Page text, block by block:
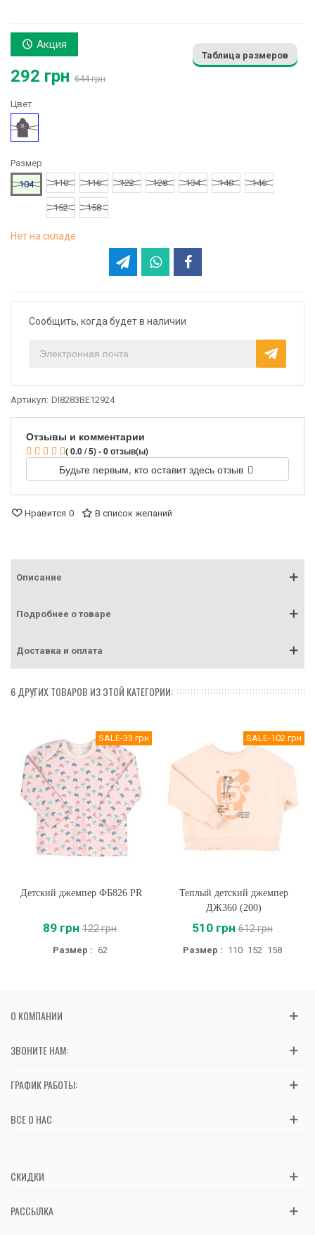
Акция
292 грн 644 грн
Таблица размеров
Цвет
Серый
Размер
104
110 116 122 128 134 140 146
152 158
Нет на складе
Сообщить, когда будет в наличии
Артикул: DI8283BE12924
Отзывы и комментарии
( 0.0 / 5) - 0 отзыв(ы)
Будьте первым, кто оставит здесь отзыв
Нравится 0 В список желаний
Описание
Подробнее о товаре
Доставка и оплата
6 ДРУГИХ ТОВАРОВ ИЗ ЭТОЙ КАТЕГОРИИ:
SALE-33 грн
Детский джемпер ФБ826 PR
89 грн 122 грн
Размер : 62
SALE-102 грн
Теплый детский джемпер
ДЖ360 (200)
510 грн 612 грн
Размер : 110 152 158
О КОМПАНИИ
ЗВОНИТЕ НАМ:
ГРАФИК РАБОТЫ:
ВСЕ О НАС
СКИДКИ
РАССЫЛКА